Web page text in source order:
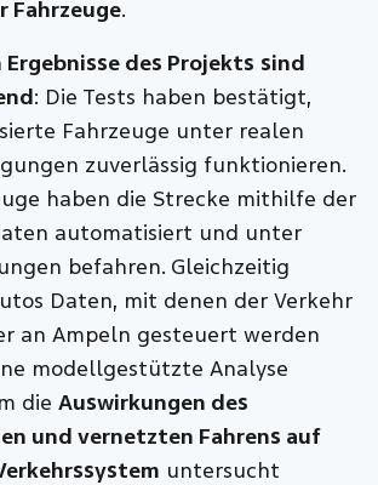
Fahrzeuge.
des Projekts sind
: Die Tests haben bestätigt,
Fahrzeuge unter realen
zuverlässig funktionieren.
haben die Strecke mithilfe der
automatisiert und unter
befahren. Gleichzeitig
Daten, mit denen der Verkehr
an Ampeln gesteuert werden
modellgestützte Analyse
dieAuswirkungen des
und vernetzten Fahrens auf
untersucht